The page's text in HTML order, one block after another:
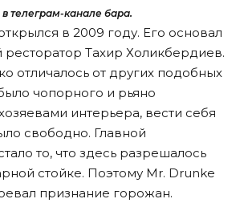
телеграм-канале бара.
в 2009 году. Его основал
ресторатор Тахир Холикбердиев.
отличалось от других подобных
чопорного и рьяно
интерьера, вести себя
свободно. Главной
то, что здесь разрешалось
стойке. Поэтому Mr. Drunke
признание горожан.